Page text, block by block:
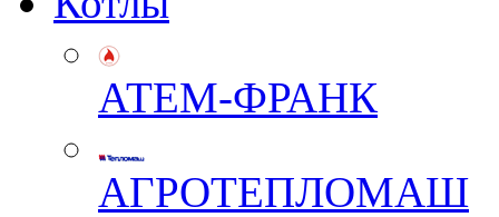
АТЕМ-ФРАНК
АГРОТЕПЛОМАШ